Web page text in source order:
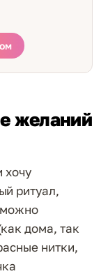
желаний
хочу
ритуал,
можно
дома, так
нитки,